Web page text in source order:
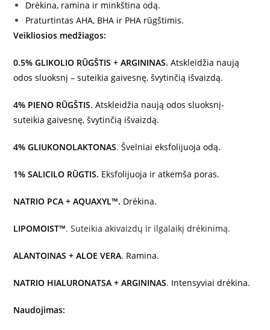
Drėkina, ramina ir minkština odą.
Praturtintas AHA, BHA ir PHA rūgštimis.
Veikliosios medžiagos:
0.5% GLIKOLIO RŪGŠTIS + ARGININAS.Atskleidžia naują
odos sluoksnį – suteikia gaivesnę, švytinčią išvaizdą.
4% PIENO RŪGŠTIS.Atskleidžia naują odos sluoksnį-
suteikia gaivesnę, švytinčią išvaizdą.
4% GLIUKONOLAKTONAS.Švelniai eksfolijuoja odą.
1% SALICILO RŪGTIS. Eksfolijuoja ir atkemša poras.
NATRIO PCA + AQUAXYL™. Drėkina.
LIPOMOIST™.Suteikia akivaizdų ir ilgalaikį drėkinimą.
ALANTOINAS + ALOE VERA. Ramina.
NATRIO HIALURONATSA + ARGININAS. Intensyviai drėkina.
Naudojimas: